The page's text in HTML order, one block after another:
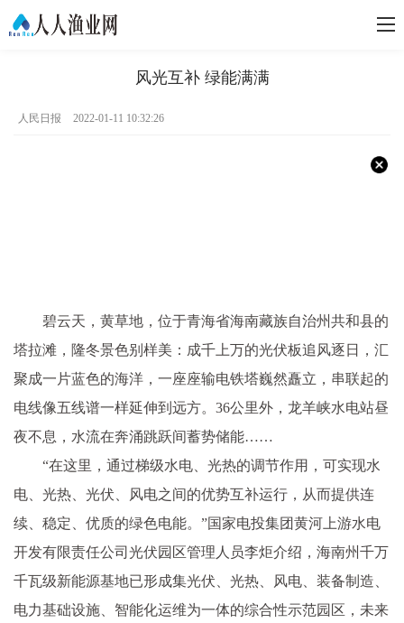
风光互补 绿能满满
人民日报 2022-01-11 10:32:26
碧云天，黄草地，位于青海省海南藏族自治州共和县的
塔拉滩，隆冬景色别样美：成千上万的光伏板追风逐日，汇
聚成一片蓝色的海洋，一座座输电铁塔巍然矗立，串联起的
电线像五线谱一样延伸到远方。36公里外，龙羊峡水电站昼
夜不息，水流在奔涌跳跃间蓄势储能……
“在这里，通过梯级水电、光热的调节作用，可实现水
电、光热、光伏、风电之间的优势互补运行，从而提供连
续、稳定、优质的绿色电能。”国家电投集团黄河上游水电
开发有限责任公司光伏园区管理人员李炬介绍，海南州千万
千瓦级新能源基地已形成集光伏、光热、风电、装备制造、
电力基础设施、智能化运维为一体的综合性示范园区，未来